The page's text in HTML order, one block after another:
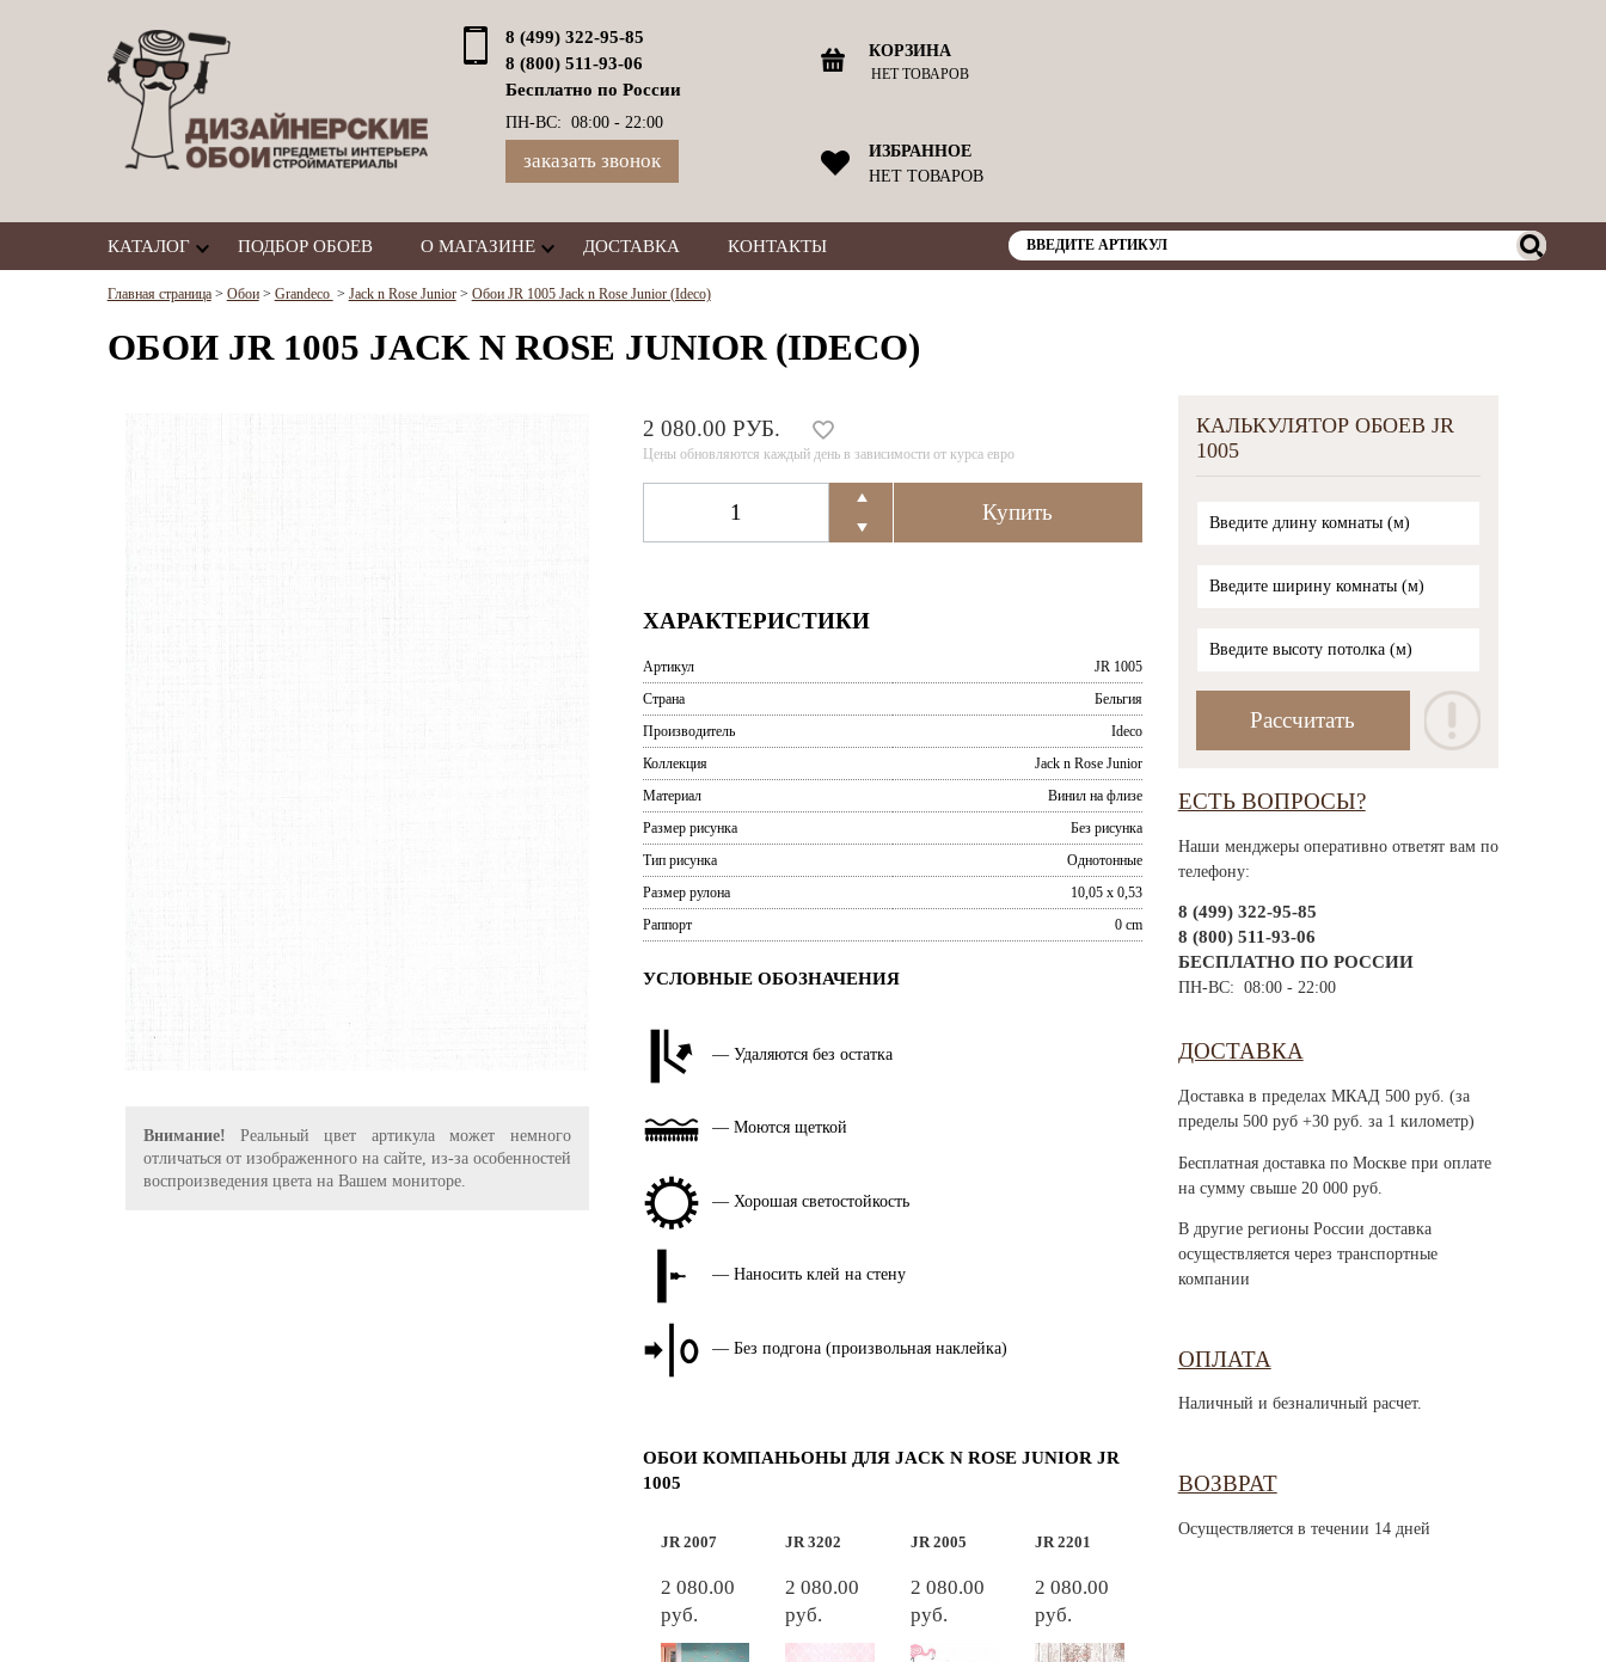
8 (499) 322-95-85
8 (800) 511-93-06
Бесплатно по России
ПН-ВС: 08:00 - 22:00
заказать звонок
КОРЗИНА
НЕТ ТОВАРОВ
ИЗБРАННОЕ
НЕТ ТОВАРОВ
КАТАЛОГ ПОДБОР ОБОЕВ О МАГАЗИНЕ ДОСТАВКА КОНТАКТЫ
Главная страница> Обои> Grandeco > Jack n Rose Junior> Обои JR 1005 Jack n Rose Junior (Ideco)
ОБОИ JR 1005 JACK N ROSE JUNIOR (IDECO)
Внимание! Реальный цвет артикула может немного
отличаться от изображенного на сайте, из-за особенностей
воспроизведения цвета на Вашем мониторе.
2 080.00 РУБ.
Цены обновляются каждый день в зависимости от курса евро
ХАРАКТЕРИСТИКИ
Артикул
JR 1005
Страна
Бельгия
Производитель
Ideco
Коллекция
Jack n Rose Junior
Материал
Винил на флизе
Размер рисунка
Без рисунка
Тип рисунка
Однотонные
Размер рулона
10,05 x 0,53
Раппорт
0 cm
УСЛОВНЫЕ ОБОЗНАЧЕНИЯ
— Удаляются без остатка
— Моются щеткой
— Хорошая светостойкость
— Наносить клей на стену
— Без подгона (произвольная наклейка)
ОБОИ КОМПАНЬОНЫ ДЛЯ JACK N ROSE JUNIOR JR
1005
JR 2007
2 080.00
руб.
JR 3202
2 080.00
руб.
JR 2005
2 080.00
руб.
JR 2201
2 080.00
руб.
КАЛЬКУЛЯТОР ОБОЕВ JR
1005
ЕСТЬ ВОПРОСЫ?
Наши менджеры оперативно ответят вам по
телефону:
8 (499) 322-95-85
8 (800) 511-93-06
БЕСПЛАТНО ПО РОССИИ
ПН-ВС: 08:00 - 22:00
ДОСТАВКА
Доставка в пределах МКАД 500 руб. (за
пределы 500 руб +30 руб. за 1 километр)
Бесплатная доставка по Москве при оплате
на сумму свыше 20 000 руб.
В другие регионы России доставка
осуществляется через транспортные
компании
ОПЛАТА
Наличный и безналичный расчет.
ВОЗВРАТ
Осуществляется в течении 14 дней